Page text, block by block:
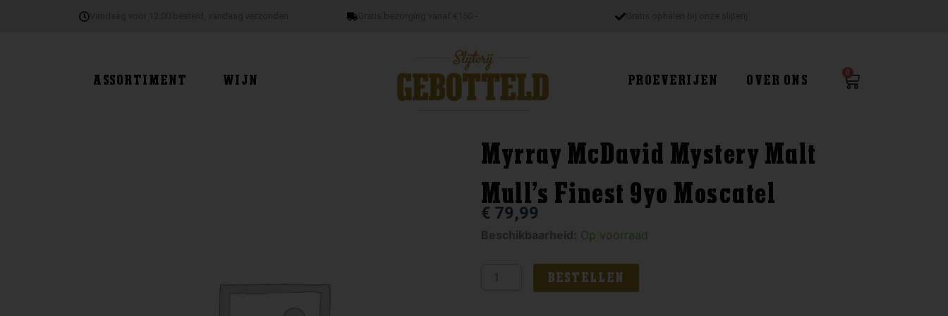
ASSORTIMENT WIJN PROEVERIJEN OVER ONS
0
Winkelwagen
Myrray McDavid Mystery Malt
Mull’s Finest 9yo Moscatel
€ 79,99
Beschikbaarheid: Op voorraad
Myrray
Mystery
BESTELLEN